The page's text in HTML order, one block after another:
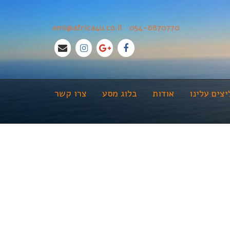
054-6870770
•
ami@africa4u.co.il
עלינו אודות בלוג מסע צרו קשר